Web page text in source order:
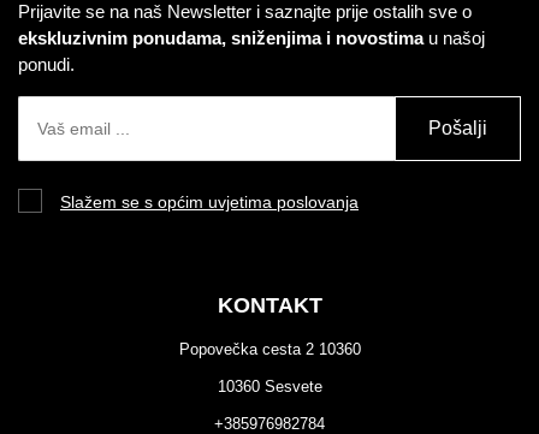
Prijavite se na naš Newsletter i saznajte prije ostalih sve o
ekskluzivnim ponudama, sniženjima i novostimau našoj
ponudi.
Pošalji
Slažem se s općim uvjetima poslovanja
KONTAKT
Popovečka cesta 2 10360
10360 Sesvete
+385976982784